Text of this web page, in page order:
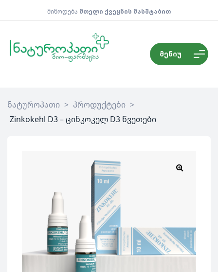
მიწოდება მთელი ქვეყნის მასშტაბით
მენიუ
ნატუროპათი > პროდუქტები >
Zinkokehl D3 – ცინკოკელ D3 წვეთები